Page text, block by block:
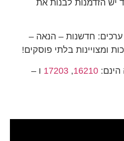
יש הזדמנות לבנות את
שנים של ערכים: חדשנות – הנאה –
ומצויינות בלתי פוסקים!
הינם: 16210
,
17203 ו –